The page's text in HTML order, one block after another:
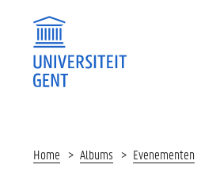
Home Albums Evenementen